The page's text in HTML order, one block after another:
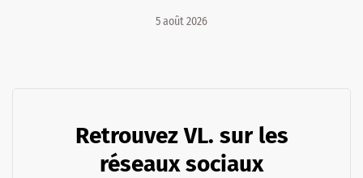
5 août 2026
Retrouvez VL. sur les
réseaux sociaux